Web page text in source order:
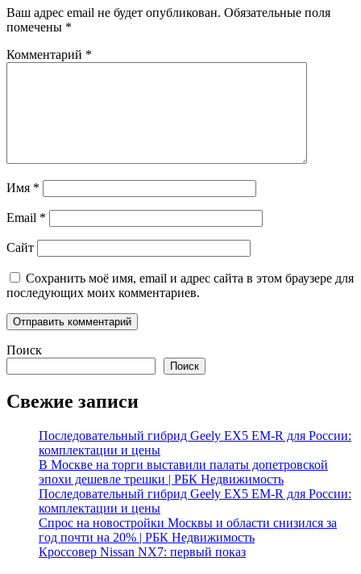
Ваш адрес email не будет опубликован. Обязательные поля
помечены *
Комментарий *
Имя *
Email *
Сайт
Сохранить моё имя, email и адрес сайта в этом браузере для
последующих моих комментариев.
Поиск
Поиск
Свежие записи
Последовательный гибрид Geely EX5 EM-R для России:
комплектации и цены
В Москве на торги выставили палаты допетровской
эпохи дешевле трешки | РБК Недвижимость
Последовательный гибрид Geely EX5 EM-R для России:
комплектации и цены
Спрос на новостройки Москвы и области снизился за
год почти на 20% | РБК Недвижимость
Кроссовер Nissan NX7: первый показ